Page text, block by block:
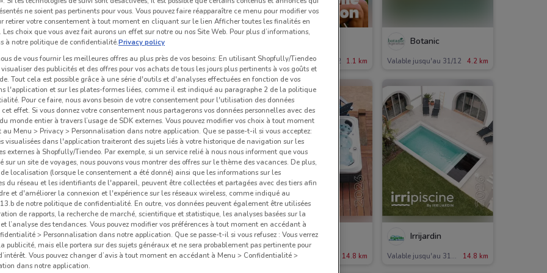
Outiror
Valable jusqu'au 22/09 Valable jusqu'au 31/12 Valable jusqu'au 31/12 1.1 km
Botanic
Valable jusqu'au 31/12 4.2 km
-3 JOURS
Jardiland
Valable jusqu'à dimanche 13.6 km
Jardiland
Valable jusqu'au 31/08 13.6 km
Irrijardin
14.8 km
Irrijardin
Valable jusqu'au 31/12 14.8 km
ne soient pas pertinents pour vous. Vous pouvez faire réapparaître ce menu pour modifier vos
retirer votre consentement à tout moment en cliquant sur le lien Afficher toutes les finalités en
Les choix que vous avez fait aurons un effet sur notre ou nos Site Web. Pour plus d’informations,
à notre politique de confidentialité.Privacy policy
de vous fournir les meilleures offres au plus près de vos besoins: En utilisant Shopfully/Tiendeo
visualiser des publicités et des offres pour vos achats de tous les jours plus pertinents à vos goûts et
Tout cela est possible grâce à une série d'outils et d'analyses effectuées en fonction de vos
l'application et sur les plates-formes liées, comme il est indiqué au paragraphe 2 de la politique
Pour ce faire, nous avons besoin de votre consentement pour l'utilisation des données
effet. Si vous donnez votre consentement nous partagerons vos données personnelles avec des
du monde entier à travers l’usage de SDK externes. Vous pouvez modifier vos choix à tout moment
au Menu > Privacy > Personnalisation dans notre application. Que se passe-t-il si vous acceptez:
visualisées dans l'application traiteront des sujets liés à votre historique de navigation sur les
externes à Shopfully/Tiendeo. Par exemple, si un service relié à nous nous informent que vous
sur un site de voyages, nous pouvons vous montrer des offres sur le thème des vacances. De plus,
localisation (lorsque le consentement a été donné) ainsi que les informations sur les
du réseau et les identifiants de l'appareil, peuvent être collectées et partagées avec des tiers afin
et d'améliorer la connexion et l'expérience sur les réseaux wireless, comme indiqué au
de notre politique de confidentialité. En outre, vos données peuvent également être utilisées
de rapports, la recherche de marché, scientifique et statistique, les analyses basées sur la
l’analyse des tendances. Vous pouvez modifier vos préférences à tout moment en accédant à
> Personnalisation dans notre application. Que se passe-t-il si vous refusez : Vous verrez
publicité, mais elle portera sur des sujets généraux et ne sera probablement pas pertinente pour
Vous pouvez changer d’avis à tout moment en accédant à Menu > Confidentialité >
dans notre application.